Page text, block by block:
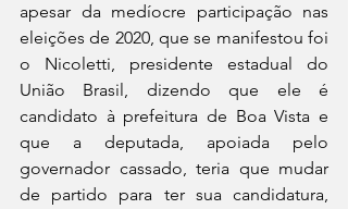
apesar da medíocre participação nas
eleições de 2020, que se manifestou foi
o Nicoletti, presidente estadual do
União Brasil, dizendo que ele é
candidato à prefeitura de Boa Vista e
que a deputada, apoiada pelo
governador cassado, teria que mudar
de partido para ter sua candidatura,